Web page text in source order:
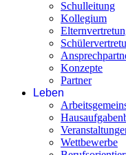
Schulleitung
Kollegium
Konzepte
Partner
Leben
Wettbewerbe